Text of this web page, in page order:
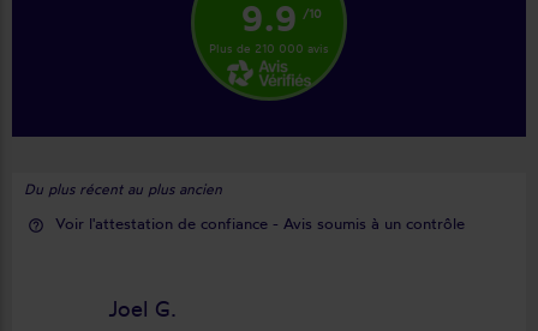
9.9 /10
Plus de 210 000 avis
Du plus récent au plus ancien
help_outline Voir l'attestation de confiance - Avis soumis à un contrôle
Joel G.